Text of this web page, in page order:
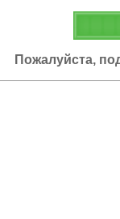
Пожалуйста,